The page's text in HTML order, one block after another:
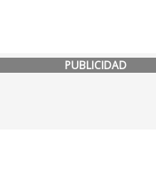
PUBLICIDAD